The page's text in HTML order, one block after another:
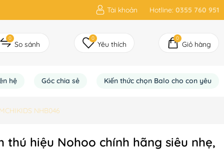
Tài khoản Hotline: 0355 760 951
0
So sánh
0
Yêu thích
0
Giỏ hàng
hệ Góc chia sẻ Kiến thức chọn Balo cho con yêu
NHB046
thú hiệu Nohoo chính hãng siêu nhẹ,